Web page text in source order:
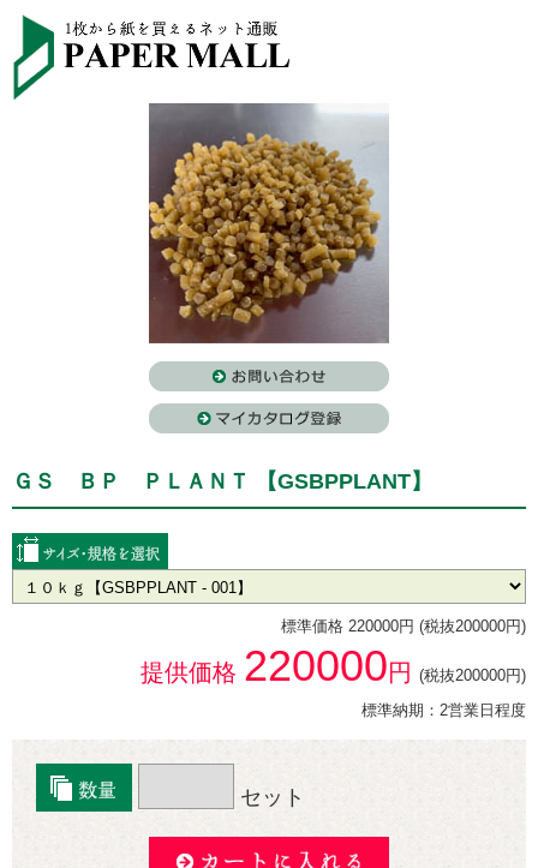
ＧＳ ＢＰ ＰＬＡＮＴ 【GSBPPLANT】
標準価格 220000円 (税抜200000円)
提供価格 220000円 (税抜200000円)
標準納期：2営業日程度
セット